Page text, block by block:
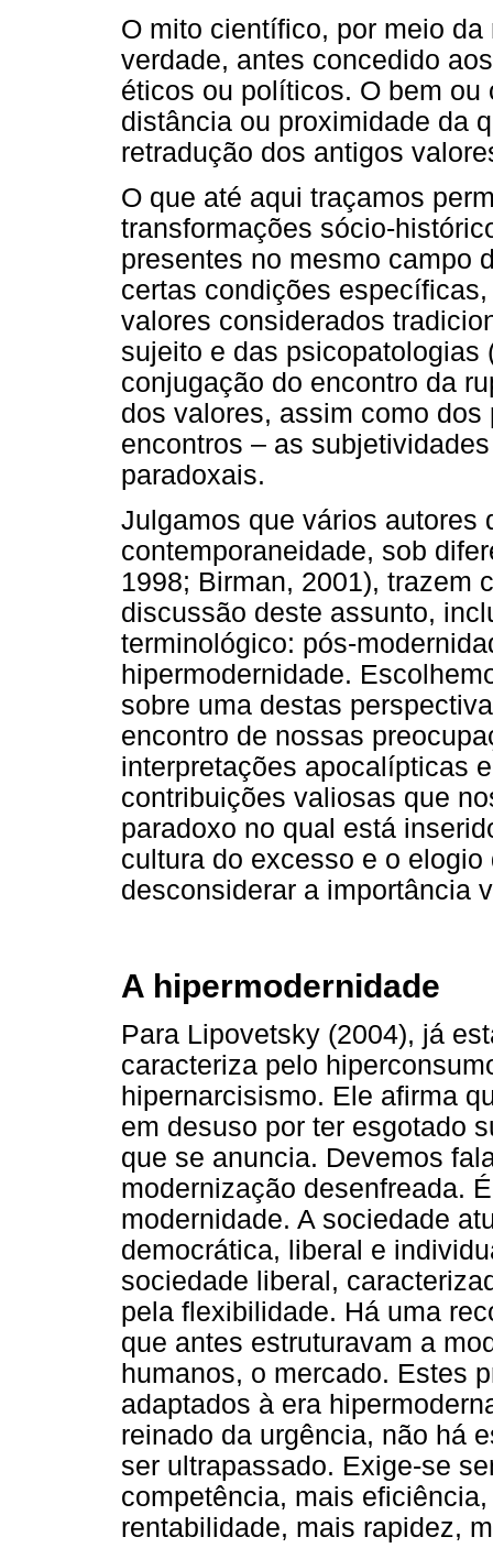
O mito científico, por meio
verdade, antes concedido
éticos ou políticos. O bem
distância ou proximidade da
retradução dos antigos
O que até aqui traçamos
transformações sócio-
presentes no mesmo campo
certas condições
valores considerados
sujeito e das psicopatologias
conjugação do encontro da
dos valores, assim como
encontros – as
paradoxais.
Julgamos que vários autores
contemporaneidade, sob
1998; Birman, 2001), trazem
discussão deste assunto,
terminológico: pós-
hipermodernidade.
sobre uma destas
encontro de nossas
interpretações apocalípticas
contribuições valiosas que
paradoxo no qual está
cultura do excesso e o
desconsiderar a importância
A hipermodernidade
Para Lipovetsky (2004), já
caracteriza pelo
hipernarcisismo. Ele afirma
em desuso por ter esgotado
que se anuncia. Devemos
modernização desenfreada.
modernidade. A sociedade
democrática, liberal e
sociedade liberal,
pela flexibilidade. Há uma
que antes estruturavam a
humanos, o mercado. Estes
adaptados à era
reinado da urgência, não há
ser ultrapassado. Exige-se
competência, mais
rentabilidade, mais rapidez,